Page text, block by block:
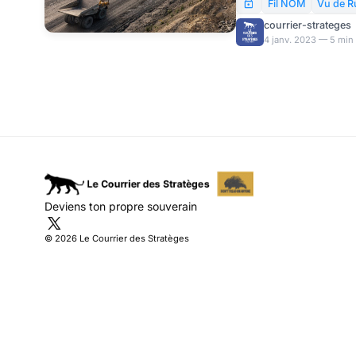
télécommunications
sur la « 5G2B » –
Fil NOM
Vu de
courrier-strateges
4 janv. 2023 — 5 min
Deviens ton propre souverain
© 2026 Le Courrier des Stratèges